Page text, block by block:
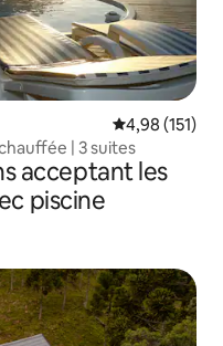
Évaluation
4,98 (151)
| 3 suites
acceptant les
piscine
appréciés